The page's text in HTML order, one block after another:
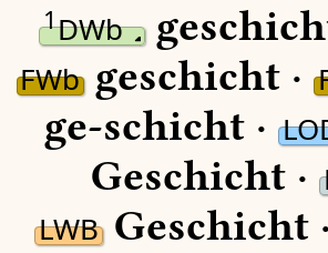
1DWb
FWbgeschicht ·
ge-schicht ·
Geschicht ·
LWBGeschicht